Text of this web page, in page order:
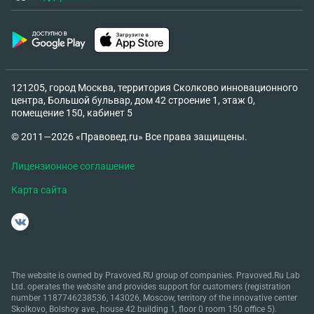
121205, город Москва, территория Сколково инновационного
центра, Большой бульвар, дом 42 строение 1, этаж 0,
помещение 150, кабинет 5
© 2011—2026 «Правовед.ru» Все права защищены.
Лицензионное соглашение
Карта сайта
The website is owned by Pravoved.RU group of companies. Pravoved.Ru Lab
Ltd. operates the website and provides support for customers (registration
number 1187746238536, 143026, Moscow, territory of the innovative center
Skolkovo, Bolshoy ave., house 42 building 1, floor 0 room 150 office 5).